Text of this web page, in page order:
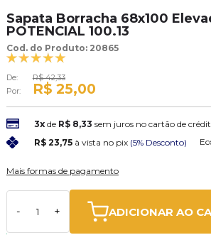
Sapata Borracha 68x100
POTENCIAL 100.13
Cod. do Produto: 20865
De:
R$ 42,33
Por:
R$ 25,00
3xde R$ 8,33 sem juros no cartão de
R$ 23,75 à vista no pix (5% Desconto)
Mais formas de pagamento
- + ADICIONAR AO